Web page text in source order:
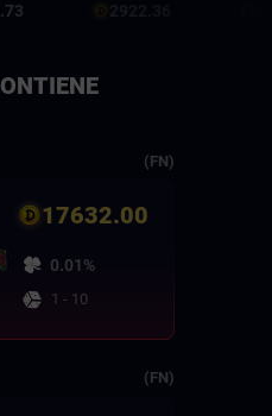
(FN)
17632.00
0.01%
1 - 10
(FN)